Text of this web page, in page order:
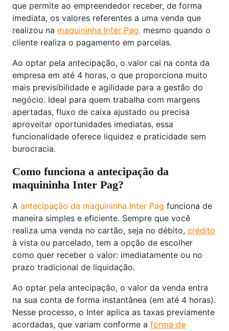
que permite ao empreendedor receber, de forma
imediata, os valores referentes a uma venda que
realizou na maquininha Inter Pag, mesmo quando o
cliente realiza o pagamento em parcelas.
Ao optar pela antecipação, o valor cai na conta da
empresa em até 4 horas, o que proporciona muito
mais previsibilidade e agilidade para a gestão do
negócio. Ideal para quem trabalha com margens
apertadas, fluxo de caixa ajustado ou precisa
aproveitar oportunidades imediatas, essa
funcionalidade oferece liquidez e praticidade sem
burocracia.
Como funciona a antecipação da
maquininha Inter Pag?
A antecipação da maquininha Inter Pag funciona de
maneira simples e eficiente. Sempre que você
realiza uma venda no cartão, seja no débito, crédito
à vista ou parcelado, tem a opção de escolher
como quer receber o valor: imediatamente ou no
prazo tradicional de liquidação.
Ao optar pela antecipação, o valor da venda entra
na sua conta de forma instantânea (em até 4 horas).
Nesse processo, o Inter aplica as taxas previamente
acordadas, que variam conforme a forma de